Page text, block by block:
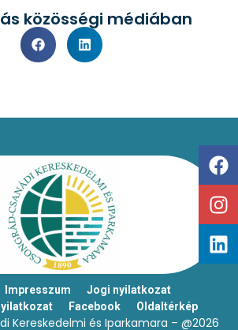
közösségi médiában
Impresszum
Jogi nyilatkozat
Facebook Oldaltérkép
Kereskedelmi és Iparkamara – @2026